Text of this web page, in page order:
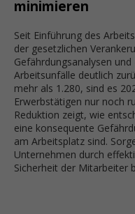
minimieren
Seit Einführung des
der gesetzlichen
Gefährdungsanalysen
Arbeitsunfälle deutlich
mehr als 1.280, sind es
Erwerbstätigen nur noch
Reduktion zeigt, wie
eine konsequente
am Arbeitsplatz sind.
Unternehmen durch
Sicherheit der Mitarbeiter